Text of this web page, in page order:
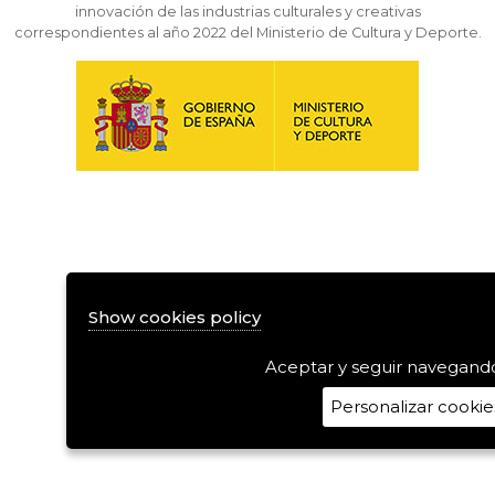
innovación de las industrias culturales y creativas
correspondientes al año 2022 del Ministerio de Cultura y Deporte.
Show cookies policy
Aceptar y seguir
Personalizar